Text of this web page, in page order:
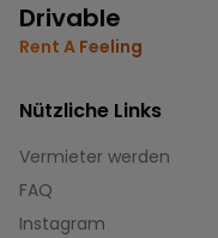
Drivable
Rent A Feeling
Nützliche Links
Vermieter werden
FAQ
Instagram